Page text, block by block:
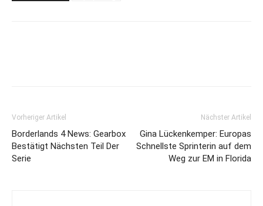
Vorheriger Artikel
Borderlands 4 News: Gearbox
Bestätigt Nächsten Teil Der
Serie
Nächster Artikel
Gina Lückenkemper: Europas
Schnellste Sprinterin auf dem
Weg zur EM in Florida